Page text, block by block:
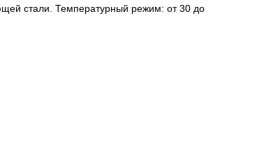
стали. Температурный режим: от 30 до